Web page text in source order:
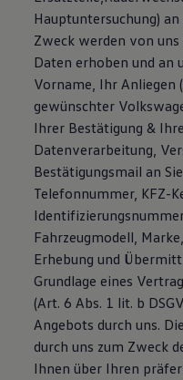
Hauptuntersuchung)
Zweck werden von
Daten erhoben und an
Vorname, Ihr Anliegen
gewünschter
Ihrer Bestätigung &
Datenverarbeitung,
Bestätigungsmail an
Telefonnummer, KFZ-
Fahrzeugmodell,
Erhebung und
Grundlage eines
(Art. 6 Abs. 1 lit. b
Angebots durch uns.
durch uns zum Zweck
Ihnen über Ihren